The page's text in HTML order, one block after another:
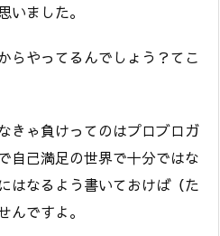
いました。
らやってるんでしょう？てこ
きゃ負けってのはプロブロガ
自己満足の世界で十分ではな
はなるよう書いておけば（た
んですよ。